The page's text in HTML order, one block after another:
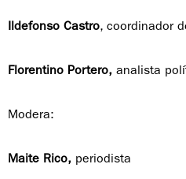
Ildefonso Castro, coordinador
Florentino Portero, analista
Modera:
Maite Rico, periodista